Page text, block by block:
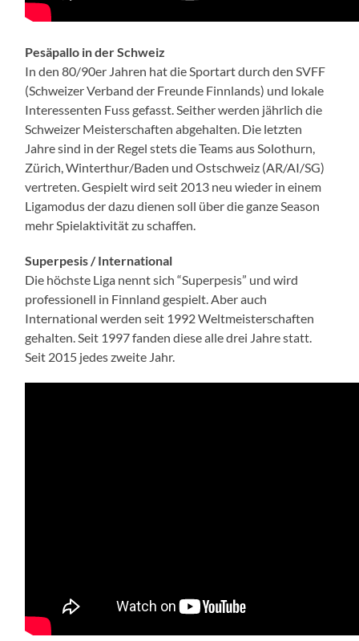
Pesäpallo in der Schweiz
In den 80/90er Jahren hat die Sportart durch den SVFF
(Schweizer Verband der Freunde Finnlands) und lokale
Interessenten Fuss gefasst. Seither werden jährlich die
Schweizer Meisterschaften abgehalten. Die letzten
Jahre sind in der Regel stets die Teams aus Solothurn,
Zürich, Winterthur/Baden und Ostschweiz (AR/AI/SG)
vertreten. Gespielt wird seit 2013 neu wieder in einem
Ligamodus der dazu dienen soll über die ganze Season
mehr Spielaktivität zu schaffen.
Superpesis / International
Die höchste Liga nennt sich “Superpesis” und wird
professionell in Finnland gespielt. Aber auch
International werden seit 1992 Weltmeisterschaften
gehalten. Seit 1997 fanden diese alle drei Jahre statt.
Seit 2015 jedes zweite Jahr.